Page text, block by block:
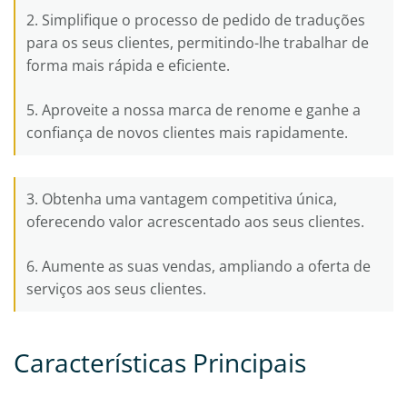
2. Simplifique o processo de pedido de traduções
para os seus clientes, permitindo-lhe trabalhar de
forma mais rápida e eficiente.
5. Aproveite a nossa marca de renome e ganhe a
confiança de novos clientes mais rapidamente.
3. Obtenha uma vantagem competitiva única,
oferecendo valor acrescentado aos seus clientes.
6. Aumente as suas vendas, ampliando a oferta de
serviços aos seus clientes.
Características Principais